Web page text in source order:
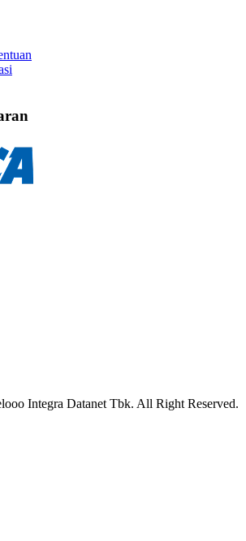
Integra Datanet Tbk. All Right Reserved.